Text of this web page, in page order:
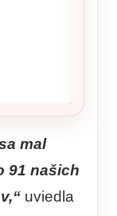
mal
91 našich
uviedla